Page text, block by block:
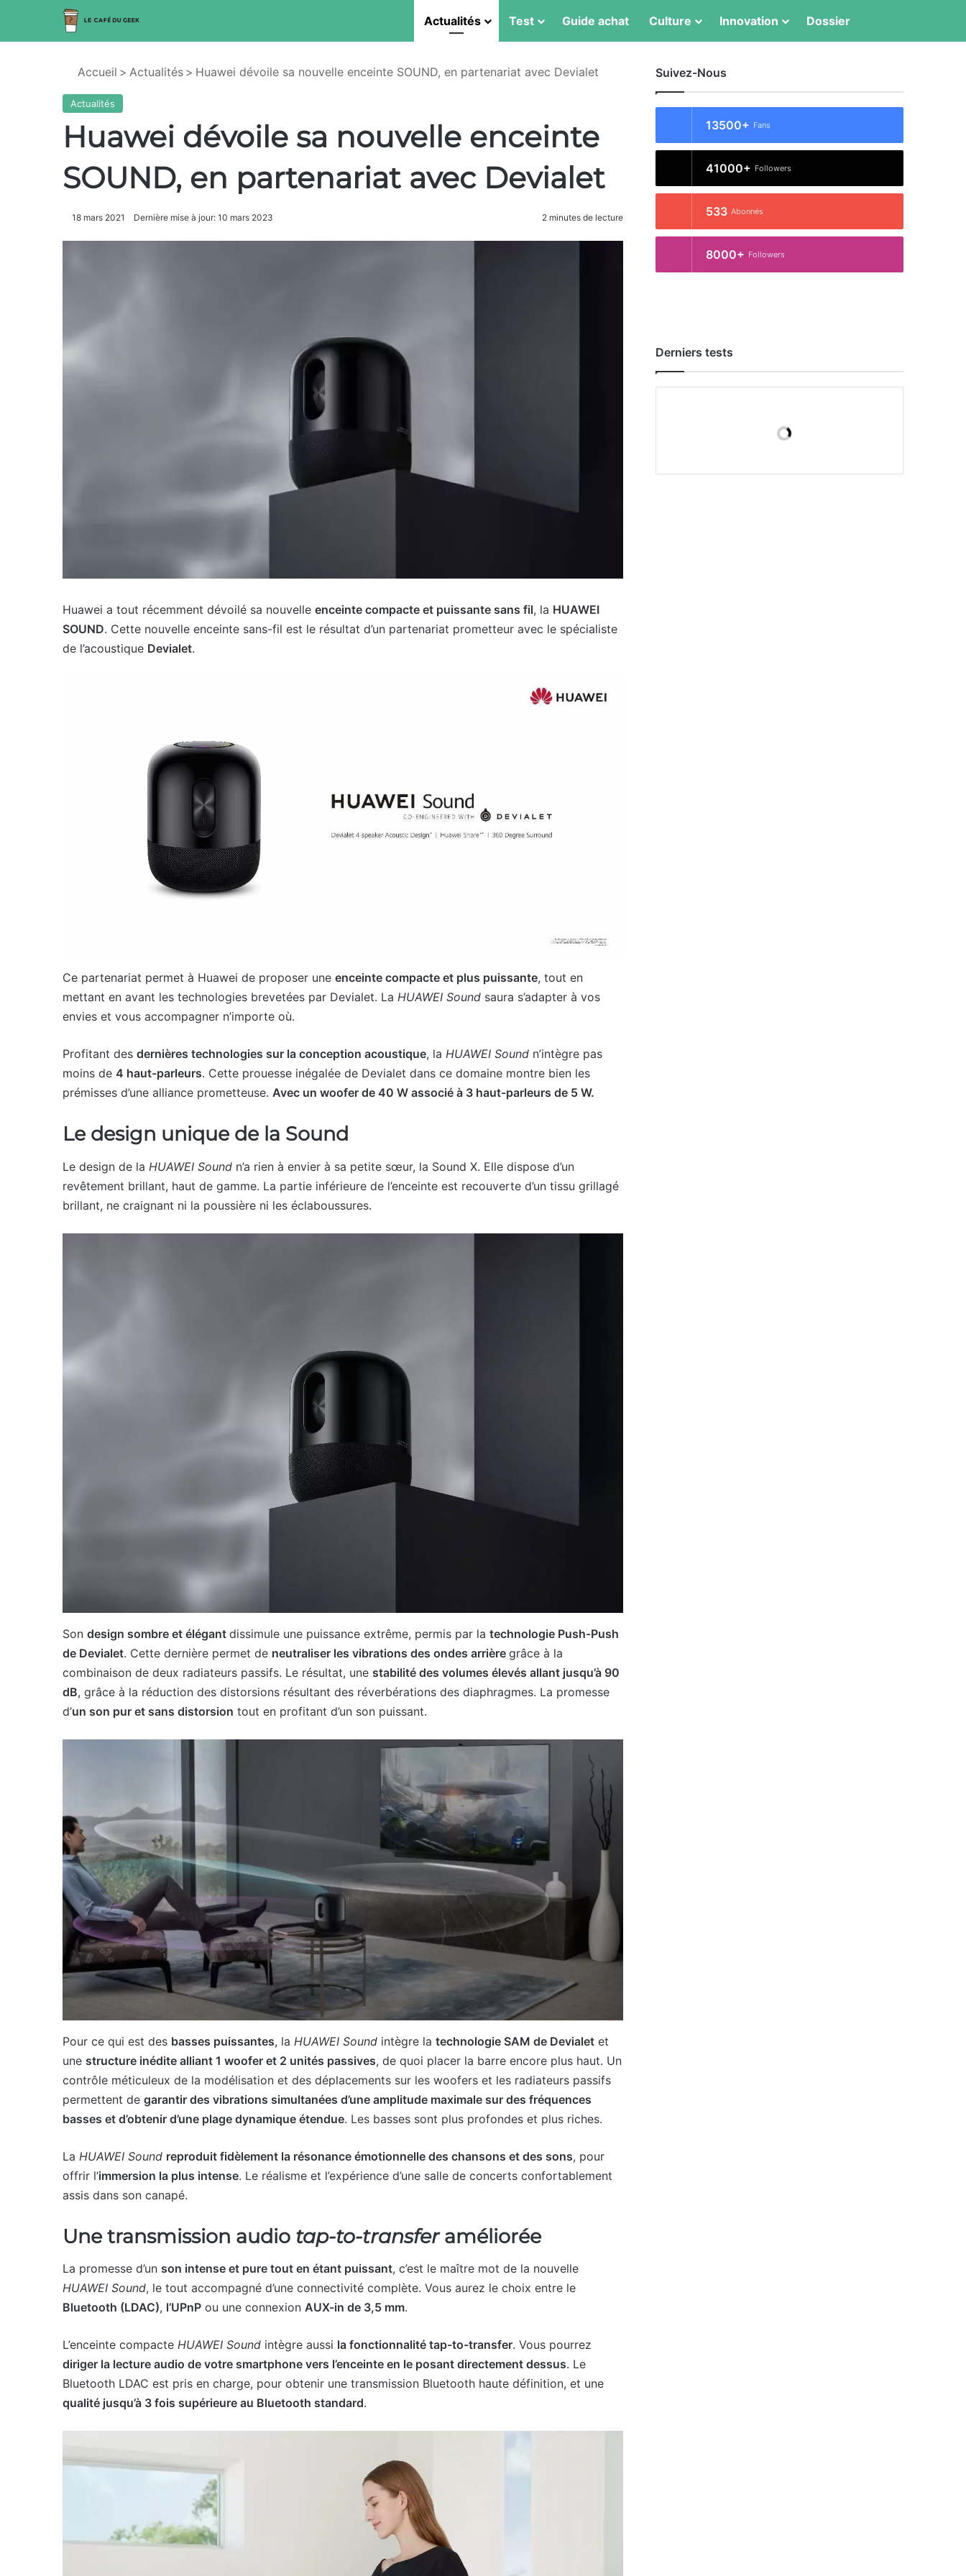
Actualités Test Guide achat Culture Innovation Dossier
Accueil > Actualités > Huawei dévoile sa nouvelle enceinte SOUND, en partenariat avec Devialet
Actualités
Huawei dévoile sa nouvelle enceinte
SOUND, en partenariat avec Devialet
18 mars 2021 Dernière mise à jour: 10 mars 2023 2 minutes de lecture
Huawei a tout récemment dévoilé sa nouvelle enceinte compacte et puissante sans fil, la HUAWEI
SOUND. Cette nouvelle enceinte sans-fil est le résultat d’un partenariat prometteur avec le spécialiste
de l’acoustique Devialet.
Ce partenariat permet à Huawei de proposer une enceinte compacte et plus puissante, tout en
mettant en avant les technologies brevetées par Devialet. La HUAWEI Sound saura s’adapter à vos
envies et vous accompagner n’importe où.
Profitant des dernières technologies sur la conception acoustique, la HUAWEI Sound n’intègre pas
moins de 4 haut-parleurs. Cette prouesse inégalée de Devialet dans ce domaine montre bien les
prémisses d’une alliance prometteuse. Avec un woofer de 40 W associé à 3 haut-parleurs de 5 W.
Le design unique de la Sound
Le design de la HUAWEI Sound n’a rien à envier à sa petite sœur, la Sound X. Elle dispose d’un
revêtement brillant, haut de gamme. La partie inférieure de l’enceinte est recouverte d’un tissu grillagé
brillant, ne craignant ni la poussière ni les éclaboussures.
Son design sombre et élégant dissimule une puissance extrême, permis par la technologie Push-Push
de Devialet. Cette dernière permet de neutraliser les vibrations des ondes arrière grâce à la
combinaison de deux radiateurs passifs. Le résultat, une stabilité des volumes élevés allant jusqu’à 90
dB, grâce à la réduction des distorsions résultant des réverbérations des diaphragmes. La promesse
d’un son pur et sans distorsion tout en profitant d’un son puissant.
Pour ce qui est des basses puissantes, la HUAWEI Sound intègre la technologie SAM de Devialet et
une structure inédite alliant 1 woofer et 2 unités passives, de quoi placer la barre encore plus haut. Un
contrôle méticuleux de la modélisation et des déplacements sur les woofers et les radiateurs passifs
permettent de garantir des vibrations simultanées d’une amplitude maximale sur des fréquences
basses et d’obtenir d’une plage dynamique étendue. Les basses sont plus profondes et plus riches.
La HUAWEI Sound reproduit fidèlement la résonance émotionnelle des chansons et des sons, pour
offrir l’immersion la plus intense. Le réalisme et l’expérience d’une salle de concerts confortablement
assis dans son canapé.
Une transmission audio tap-to-transferaméliorée
La promesse d’un son intense et pure tout en étant puissant, c’est le maître mot de la nouvelle
HUAWEI Sound, le tout accompagné d’une connectivité complète. Vous aurez le choix entre le
Bluetooth (LDAC), l’UPnP ou une connexion AUX-in de 3,5 mm.
L’enceinte compacte HUAWEI Sound intègre aussi la fonctionnalité tap-to-transfer. Vous pourrez
diriger la lecture audio de votre smartphone vers l’enceinte en le posant directement dessus. Le
Bluetooth LDAC est pris en charge, pour obtenir une transmission Bluetooth haute définition, et une
qualité jusqu’à 3 fois supérieure au Bluetooth standard.
Suivez-Nous
13500+ Fans
41000+ Followers
533 Abonnés
8000+ Followers
Derniers tests